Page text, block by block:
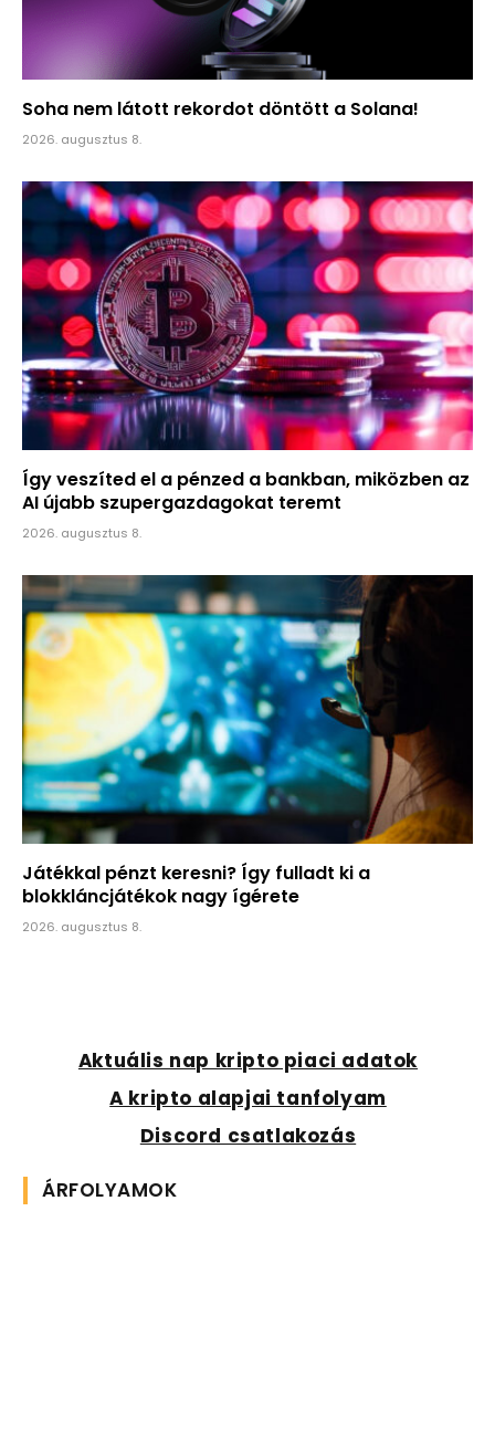
Soha nem látott rekordot döntött a Solana!
2026. augusztus 8.
Így veszíted el a pénzed a bankban, miközben az
AI újabb szupergazdagokat teremt
2026. augusztus 8.
Játékkal pénzt keresni? Így fulladt ki a
blokkláncjátékok nagy ígérete
2026. augusztus 8.
Aktuális nap kripto piaci adatok
A kripto alapjai tanfolyam
Discord csatlakozás
ÁRFOLYAMOK